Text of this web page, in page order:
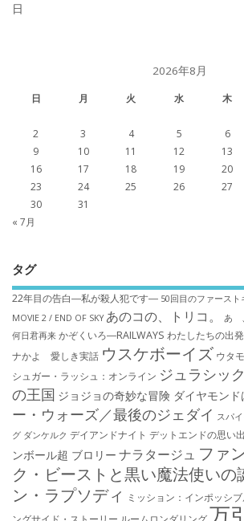
日
2026年8月
日 月 火 水 木
2
3 4 5 6
9
10 11 12 13
16
17 18 19 20
23
24 25 26 27
30
31
« 7月
タグ
22年目の告白―私が殺人犯です― 50回目のファースト
MOVIE 2 / END OF SKY あのコの、トリコ。 あゝ
何日君再来 かぞくいろ―RAILWAYS わたしたちの出
ナかよ 愛しき実話 ウスケボーイズ ウタ
シュガー・ラッシュ：オ​ンライン ジュラシッ
の王国 ジョジョの奇妙な冒険 ダイヤモンド
ー・ウォーズ／最後のジェダイ スパ
グ ダンケルク デイアンドナイト デットエンドの思い出
ンボール超 ブロリー ナラタージュ ファ
ク・ビーストと黒い魔法使いの
ン・ラプソディ ミッション：インポッシ
万